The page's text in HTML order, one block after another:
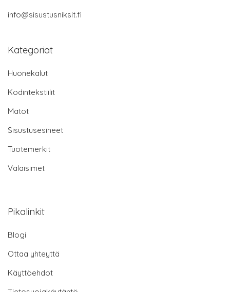
info@sisustusniksit.fi
Kategoriat
Huonekalut
Kodintekstiilit
Matot
Sisustusesineet
Tuotemerkit
Valaisimet
Pikalinkit
Blogi
Ottaa yhteyttä
Käyttöehdot